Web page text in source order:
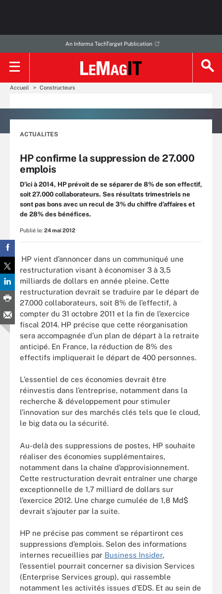
An Informa TechTarget Publication
Accueil Constructeurs
ACTUALITES
HP confirme la suppression de 27.000
emplois
D’ici à 2014, HP prévoit de se séparer de 8% de son effectif,
soit 27.000 collaborateurs. Ses résultats trimestriels ne
sont pas bons avec un recul de 3% du chiffre d’affaires et
de 28% des bénéfices.
Publié le: 24 mai 2012
HP vient d’annoncer dans un communiqué une
restructuration visant à économiser 3 à 3,5
milliards de dollars en année pleine. Cette
restructuration devrait se traduire par le départ de
27.000 collaborateurs, soit 8% de l’effectif, à
compter du 31 octobre 2011 et la fin de l’exercice
fiscal 2014. HP précise que cette réorganisation
sera accompagnée d’un plan de départ à la retraite
anticipé. En France, la réduction de 8% des
effectifs impliquerait le départ de 400 personnes.
L’essentiel de ces économies devrait être
réinvestis dans l’entreprise, notamment dans la
recherche & développement pour stimuler
l’innovation sur des marchés clés tels que le cloud,
le big data ou la sécurité.
Au-delà des suppressions de postes, HP souhaite
réaliser des économies supplémentaires,
notamment dans la chaîne d’approvisionnement.
Cette restructuration devrait entraîner une charge
exceptionnelle de 1,7 milliard de dollars sur
l’exercice 2012. Une charge cumulée de 1,8 Md$
devrait s’ajouter par la suite.
HP ne précise pas comment se répartiront ces
suppressions d’emplois. Selon des informations
internes recueillies par Business Insider,
l’essentiel pourrait concerner sa division Services
(Enterprise Services group), qui rassemble
notamment les activités issues d’EDS. Et au sein de